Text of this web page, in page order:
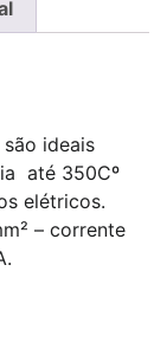
ideais
até 350Cº
elétricos.
– corrente